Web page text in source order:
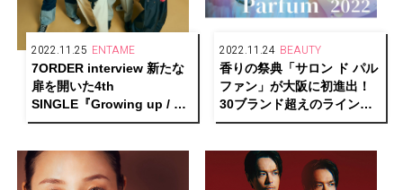
2022.11.25 ENTAME
7ORDER interview 新たな
扉を開いた4th
SINGLE『Growing up / 爛
漫』。制作秘話から輝く秘
2022.11.24 BEAUTY
香りの祭典「サロン ド パル
ファン」が大阪に初進出！
30ブランド超えのラインナ
ップを取り揃える！